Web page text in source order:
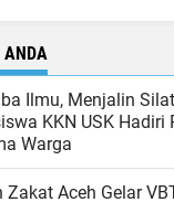
ANDA
Ilmu, Menjalin
KKN USK Hadiri
Warga
Zakat Aceh Gelar